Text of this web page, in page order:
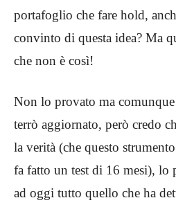
portafoglio che fare hold,
convinto di questa idea? Ma
che non è così!
Non lo provato ma
terrò aggiornato, però credo
la verità (che questo
fa fatto un test di 16 mesi), lo
ad oggi tutto quello che ha